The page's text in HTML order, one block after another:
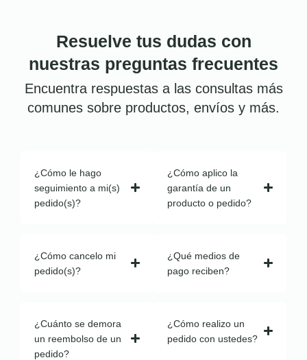
Resuelve tus dudas con
nuestras preguntas frecuentes
Encuentra respuestas a las consultas más
comunes sobre productos, envíos y más.
¿Cómo le hago
seguimiento a mi(s)
pedido(s)?
¿Cómo cancelo mi
pedido(s)?
¿Cuánto se demora
un reembolso de un
pedido?
¿Cómo aplico la
garantía de un
producto o pedido?
¿Qué medios de
pago reciben?
¿Cómo realizo un
pedido con ustedes?